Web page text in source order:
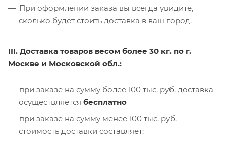
При оформлении заказа вы всегда увидите,
сколько будет стоить доставка в ваш город.
III. Доставка товаров весом более 30 кг. по г.
Москве и Московской обл.:
при заказе на сумму более 100 тыс. руб. доставка
осуществляется бесплатно
при заказе на сумму менее 100 тыс. руб.
стоимость доставки составляет: